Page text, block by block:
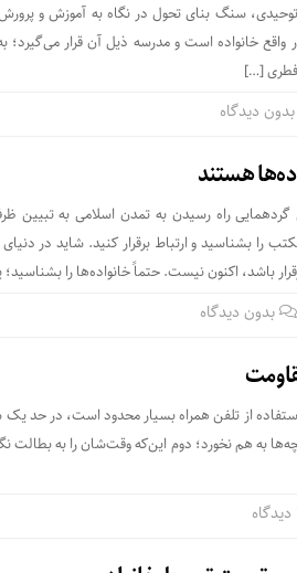
توحیدی، سنگ بنای تحول در نگاه به آموزش و
خانواده است و مدرسه ذیل آن قرار می‌گیرد؛
فطری […]
بدون دیدگاه
هستند
گردهمایی راه رسیدن به تمدن اسلامی به
بشناسید و ارتباط برقرار کنید. شاید در دنیای
باشد، اکنون نیست. حتماً خانواده‌ها را
بدون دیدگاه
استفاده از تلفن همراه بسیار محدود است، در
به هم نخورد؛ دوم این‌که وقت‌شان را به بطالت